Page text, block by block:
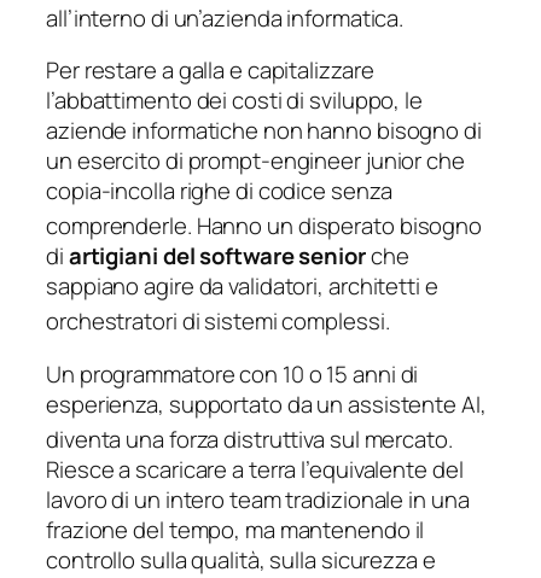
all’interno di un’azienda informatica.
Per restare a galla e capitalizzare
l’abbattimento dei costi di sviluppo, le
aziende informatiche non hanno bisogno di
un esercito di prompt-engineer junior che
copia-incolla righe di codice senza
comprenderle. Hanno un disperato bisogno
diartigiani del software seniorche
sappiano agire da validatori, architetti e
orchestratori di sistemi complessi.
Un programmatore con 10 o 15 anni di
esperienza, supportato da un assistente AI,
diventa una forza distruttiva sul mercato.
Riesce a scaricare a terra l’equivalente del
lavoro di un intero team tradizionale in una
frazione del tempo, ma mantenendo il
controllo sulla qualità, sulla sicurezza e